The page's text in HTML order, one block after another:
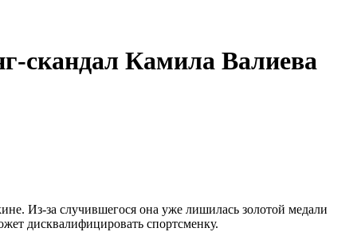
скандал Камила Валиева
Из-за случившегося она уже лишилась золотой медали
дисквалифицировать спортсменку.